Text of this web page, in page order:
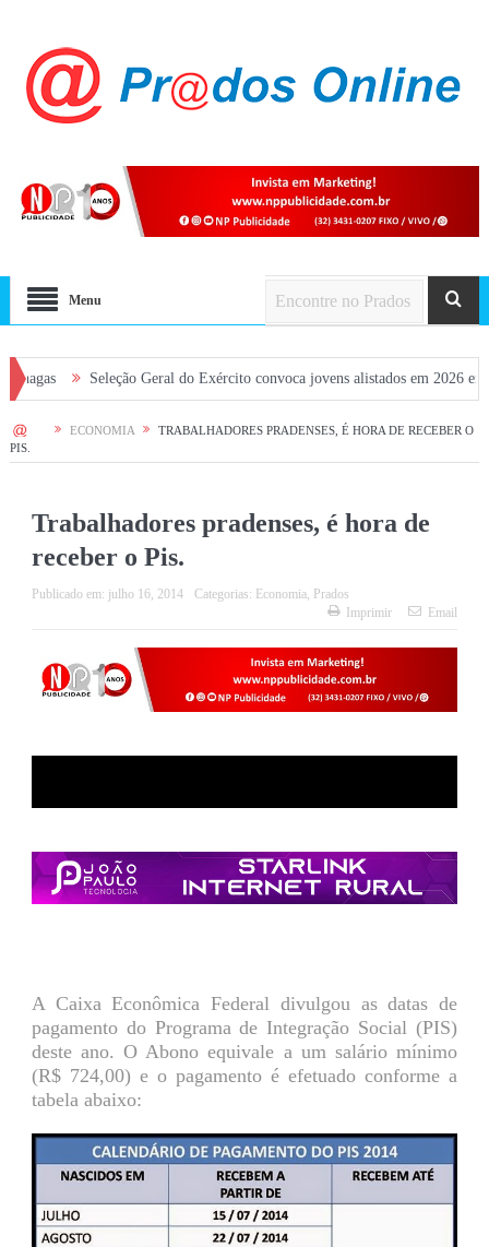
Menu
Seleção Geral do Exército convoca jovens alistados em 2026 em Prados
HOME ECONOMIA
TRABALHADORES PRADENSES, É HORA DE RECEBER O
PIS.
Trabalhadores pradenses, é hora de
receber o Pis.
Publicado em: julho 16, 2014 Categorias: Economia, Prados
Imprimir
Email
A Caixa Econômica Federal divulgou as datas de
pagamento do Programa de Integração Social (PIS)
deste ano. O Abono equivale a um salário mínimo
(R$ 724,00) e o pagamento é efetuado conforme a
tabela abaixo: